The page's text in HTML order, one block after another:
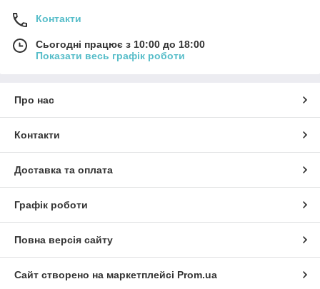
Контакти
Сьогодні працює з 10:00 до 18:00
Показати весь графік роботи
Про нас
Контакти
Доставка та оплата
Графік роботи
Повна версія сайту
Сайт створено на маркетплейсі Prom.ua